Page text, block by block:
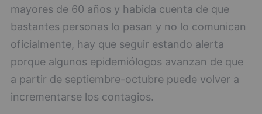
mayores de 60 años y habida cuenta de que
bastantes personas lo pasan y no lo comunican
oficialmente, hay que seguir estando alerta
porque algunos epidemiólogos avanzan de que
a partir de septiembre-octubre puede volver a
incrementarse los contagios.